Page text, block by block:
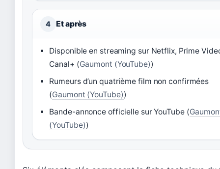
4 Et après
Disponible en streaming sur Netflix, Prime
Canal+ (Gaumont (YouTube))
Rumeurs d’un quatrième film non confirmées
(Gaumont (YouTube))
Bande-annonce officielle sur YouTube (
(YouTube))